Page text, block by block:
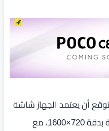
أن يعتمد الجهاز شاشة
IPS LCD كبيرة بقياس 6.9 بوصة بدقة 720×1600، مع